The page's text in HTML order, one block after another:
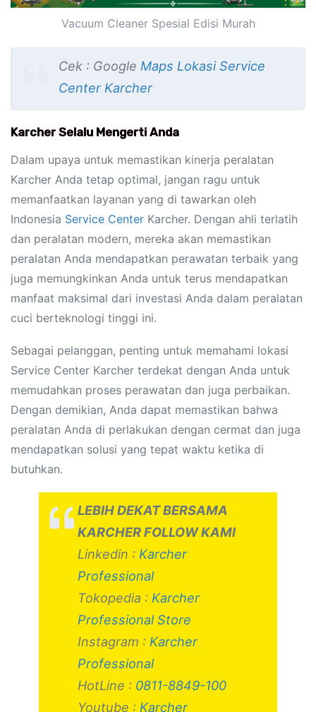
Vacuum Cleaner Spesial Edisi Murah
Cek : Google Maps Lokasi Service
Center Karcher
Karcher Selalu Mengerti Anda
Dalam upaya untuk memastikan kinerja peralatan
Karcher Anda tetap optimal, jangan ragu untuk
memanfaatkan layanan yang di tawarkan oleh
Indonesia Service Center Karcher. Dengan ahli terlatih
dan peralatan modern, mereka akan memastikan
peralatan Anda mendapatkan perawatan terbaik yang
juga memungkinkan Anda untuk terus mendapatkan
manfaat maksimal dari investasi Anda dalam peralatan
cuci berteknologi tinggi ini.
Sebagai pelanggan, penting untuk memahami lokasi
Service Center Karcher terdekat dengan Anda untuk
memudahkan proses perawatan dan juga perbaikan.
Dengan demikian, Anda dapat memastikan bahwa
peralatan Anda di perlakukan dengan cermat dan juga
mendapatkan solusi yang tepat waktu ketika di
butuhkan.
LEBIH DEKAT BERSAMA
KARCHER FOLLOW KAMI
Linkedin : Karcher
Professional
Tokopedia : Karcher
Professional Store
Instagram : Karcher
Professional
HotLine : 0811-8849-100
Youtube : Karcher